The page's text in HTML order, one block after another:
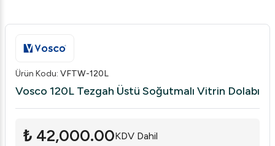
Ürün Kodu: VFTW-120L
Vosco 120L Tezgah Üstü Soğutmalı Vitrin Dolabı
₺ 42,000.00KDV Dahil